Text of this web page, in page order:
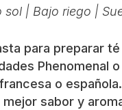
sol | Bajo riego |
para preparar
Phenomenal
o
sabor y